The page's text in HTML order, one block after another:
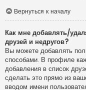
Вернуться к началу
Как мне добавлять/
друзей и недругов?
Вы можете добавлять
способами. В профиле
добавления в список
сделать это прямо из
вводом имени